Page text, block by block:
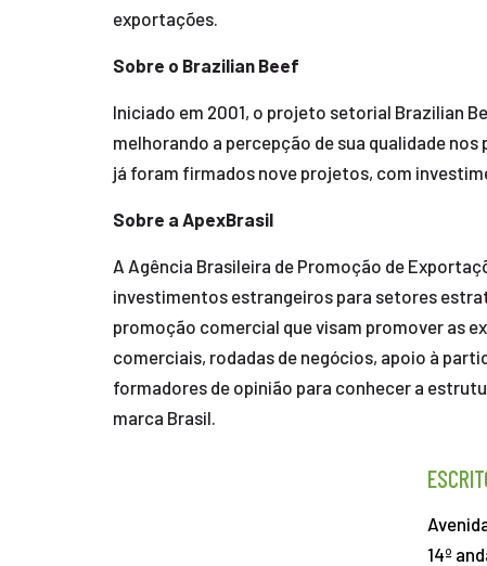
exportações.
Sobre o Brazilian Beef
Iniciado em 2001, o projeto setorial Brazilian
melhorando a percepção de sua qualidade
já foram firmados nove projetos, com
Sobre a ApexBrasil
A Agência Brasileira de Promoção de
investimentos estrangeiros para setores
promoção comercial que visam promover as
comerciais, rodadas de negócios, apoio à
formadores de opinião para conhecer a
marca Brasil.
14º